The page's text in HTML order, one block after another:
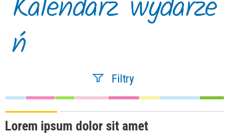
ń
Filtry
Lorem ipsum dolor sit amet